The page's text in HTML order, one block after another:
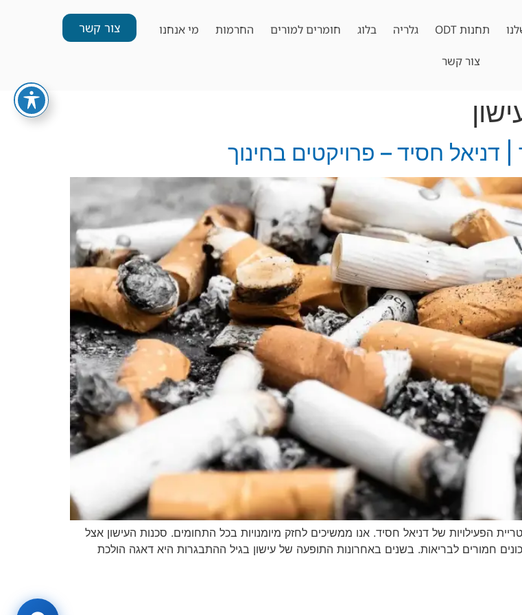
תחנות ODT גלריה בלוג חומרים למורים החרמות מי אנחנו
צור קשר
צור קשר
דניאל חסיד – פרויקטים בחינוך
הפעילויות של דניאל חסיד. אנו ממשיכים לחזק מיומנויות בכל התחומים. סכנות העישון אצל
חמורים לבריאות. בשנים באחרונות התופעה של עישון בגיל ההתבגרות היא דאגה הולכת